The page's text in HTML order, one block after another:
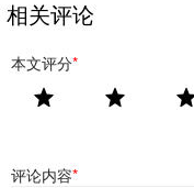
相关评论
本文评分*
评论内容*